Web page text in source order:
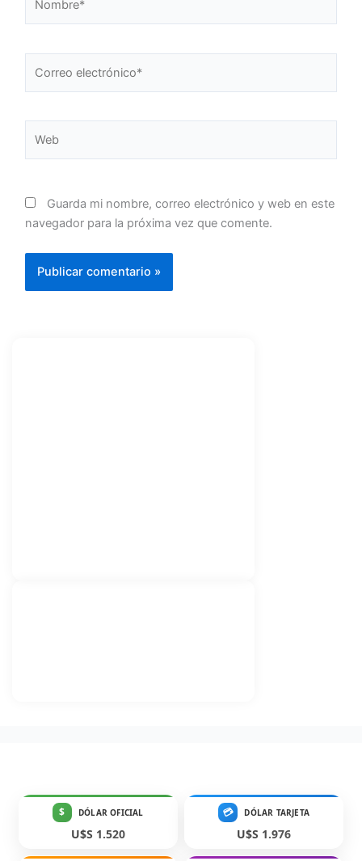
electrónico*
Guarda mi nombre, correo electrónico y web en este
navegador para la próxima vez que comente.
$ DÓLAR OFICIAL
U$S 1.520
💳 DÓLAR TARJETA
U$S 1.976